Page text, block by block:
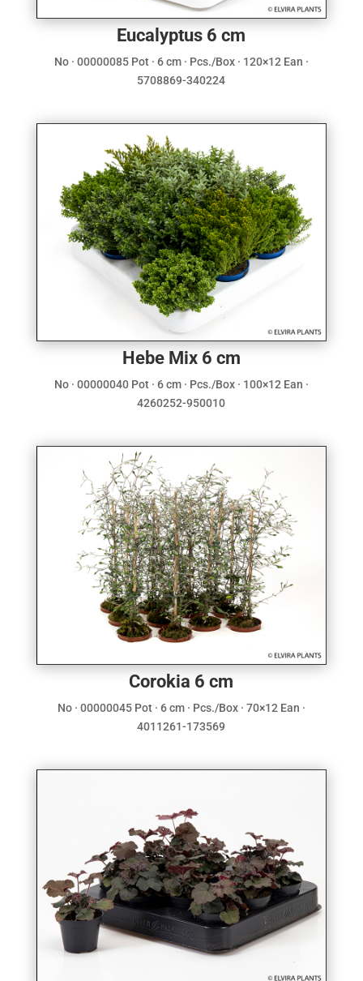
Eucalyptus 6 cm
No · 00000085 Pot · 6 cm · Pcs./Box · 120×12 Ean ·
5708869-340224
Hebe Mix 6 cm
No · 00000040 Pot · 6 cm · Pcs./Box · 100×12 Ean ·
4260252-950010
Corokia 6 cm
No · 00000045 Pot · 6 cm · Pcs./Box · 70×12 Ean ·
4011261-173569